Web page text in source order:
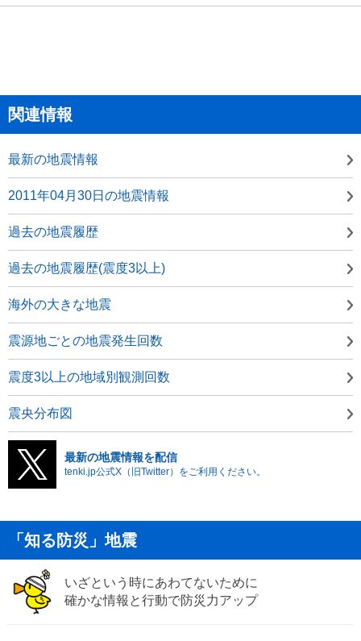
関連情報
最新の地震情報
2011年04月30日の地震情報
過去の地震履歴
過去の地震履歴(震度3以上)
海外の大きな地震
震源地ごとの地震発生回数
震度3以上の地域別観測回数
震央分布図
最新の地震情報を配信
tenki.jp公式X（旧Twitter）をご利用ください。
「知る防災」地震
いざという時にあわてないために
確かな情報と行動で防災力アップ